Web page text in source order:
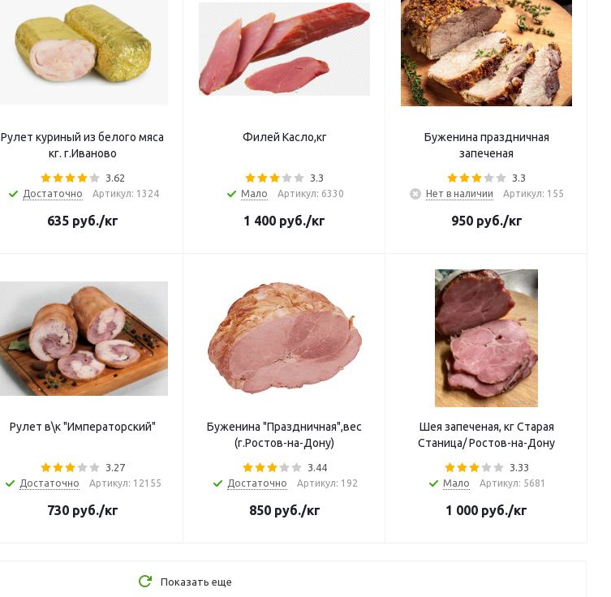
Рулет куриный из белого мяса
кг. г.Иваново
3.62
Достаточно Артикул: 1324
635руб./кг
Филей Касло,кг
3.3
Мало Артикул: 6330
1 400 руб./кг
Буженина праздничная
запеченая
3.3
Нет в наличии Артикул: 155
950руб./кг
Рулет в\к "Императорский"
3.27
Достаточно Артикул: 12155
730руб./кг
Буженина "Праздничная",вес
(г.Ростов-на-Дону)
3.44
Достаточно Артикул: 192
850руб./кг
Шея запеченая, кг Старая
Станица/ Ростов-на-Дону
3.33
Мало Артикул: 5681
1 000 руб./кг
Показать еще